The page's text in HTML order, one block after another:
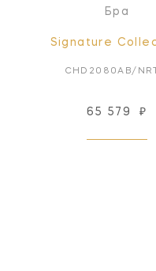
Бра
Signature
CHD2080AB/
65 579 ₽